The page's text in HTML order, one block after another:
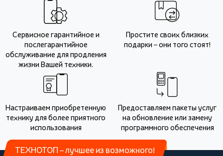
Сервисное гарантийное и
послегарантийное
обслуживание для продления
жизни Вашей техники.
Простите своих близких
подарки – они того стоят!
Настраиваем приобретенную
технику для более приятного
использования
Предоставляем пакеты услуг
на обновление или замену
программного обеспечения
ТЕХНОТОП – лучшее из возможного!